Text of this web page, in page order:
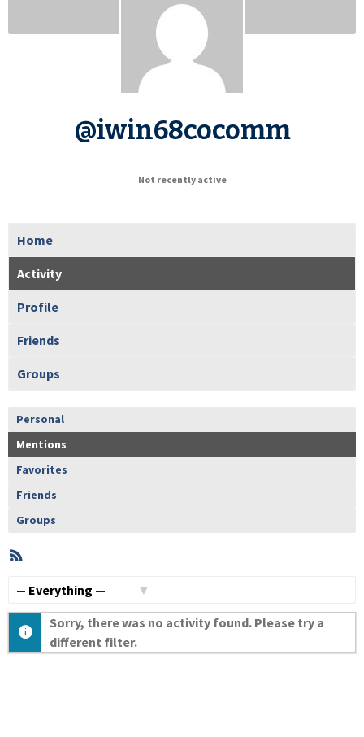
@iwin68cocomm
Not recently active
Home
Activity
Profile
Friends
Groups
Personal
Mentions
Favorites
Friends
Groups
Member
Activities
Sorry, there was no activity found. Please try a
different filter.